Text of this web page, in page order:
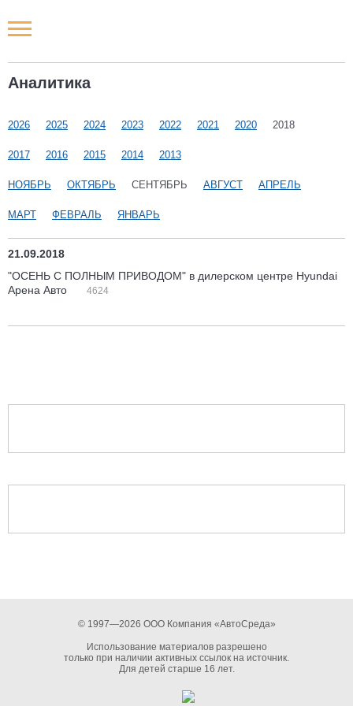
Аналитика
2026 2025 2024 2023 2022 2021 2020 2018
2017 2016 2015 2014 2013
НОЯБРЬ ОКТЯБРЬ СЕНТЯБРЬ АВГУСТ АПРЕЛЬ
МАРТ ФЕВРАЛЬ ЯНВАРЬ
21.09.2018
"ОСЕНЬ С ПОЛНЫМ ПРИВОДОМ" в дилерском центре Hyundai
Арена Авто
4624
© 1997—2026 ООО Компания «АвтоСреда»
Использование материалов разрешено
только при наличии активных ссылок на источник.
Для детей старше 16 лет.
Новости РФ
Наши мероприятия
Статьи